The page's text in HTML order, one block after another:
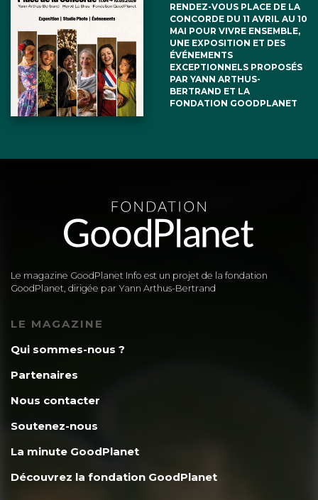
RENDEZ-VOUS PLACE DE LA
CONCORDE DU 11 AVRIL AU 10
MAI POUR VIVRE ENSEMBLE,
UNE EXPOSITION ET DES
ÉVÉNEMENTS
EXCEPTIONNELS PROPOSÉS
PAR YANN ARTHUS-
BERTRAND ET LA
FONDATION GOODPLANET
Le magazine GoodPlanet Info est un projet de la fondation
GoodPlanet, dirigée par Yann Arthus-Bertrand
LE MAGAZINE
Qui sommes-nous ?
Partenaires
Nous contacter
Soutenez-nous
La minute GoodPlanet
Découvrez la fondation GoodPlanet